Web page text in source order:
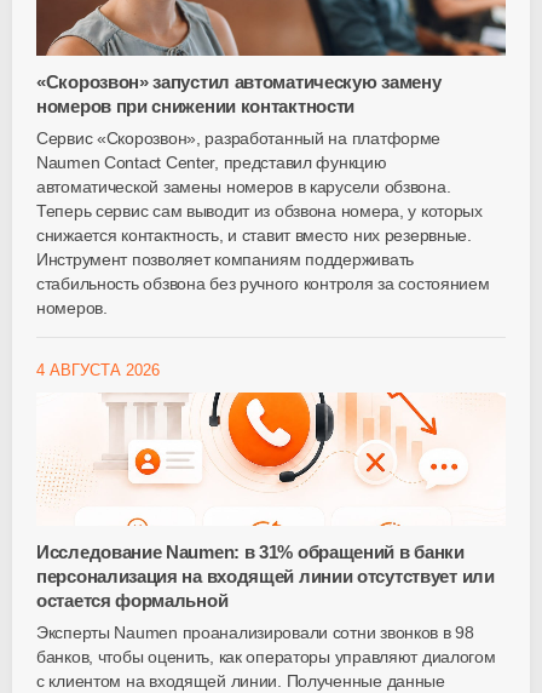
«Скорозвон» запустил автоматическую замену
номеров при снижении контактности
Сервис «Скорозвон», разработанный на платформе
Naumen Contact Center, представил функцию
автоматической замены номеров в карусели обзвона.
Теперь сервис сам выводит из обзвона номера, у которых
снижается контактность, и ставит вместо них резервные.
Инструмент позволяет компаниям поддерживать
стабильность обзвона без ручного контроля за состоянием
номеров.
4 АВГУСТА 2026
Исследование Naumen: в 31% обращений в банки
персонализация на входящей линии отсутствует или
остается формальной
Эксперты Naumen проанализировали сотни звонков в 98
банков, чтобы оценить, как операторы управляют диалогом
с клиентом на входящей линии. Полученные данные